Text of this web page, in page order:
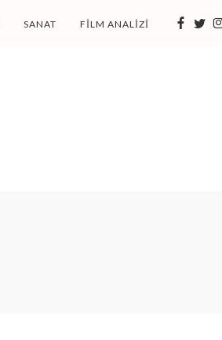
SANAT FILM ANALIZI